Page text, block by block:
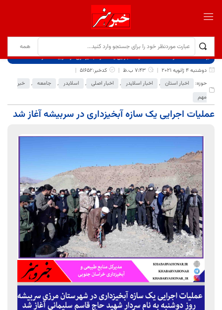
برگ نخست نوشته‌ها
عملیات اجرایی یک سازه آبخیزداری در سربیشه آغاز شد
دوشنبه 4 ژانویه 2021
7:43 ب.ظ
کدخبر:51652
حوزه:
اخبار استان , اخبار اسلایدر , اخبار اصلی , اسلایدر , جامعه ,
خبر
مهم
عملیات اجرایی یک سازه آبخیزداری در سربیشه آغاز شد